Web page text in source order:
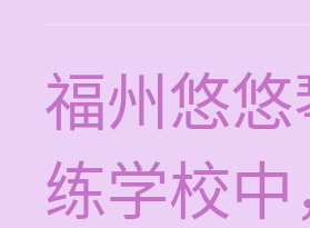
福州悠
练学校